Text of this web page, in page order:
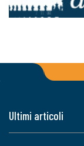
Ultimi articoli